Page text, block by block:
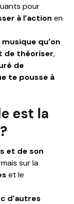
pour
à l’action en
qu’on
de théoriser,
de
te pousse à
est la
et de son
sur la
et le
d’autres